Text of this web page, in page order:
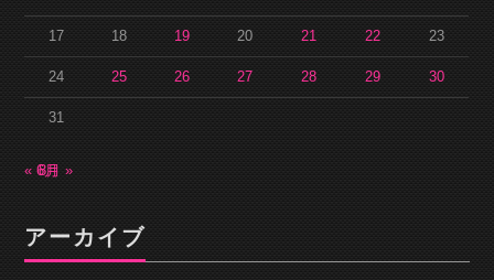
17 18 19 20 21 22 23
24 25 26 27 28 29 30
31
« 6月8月 »
アーカイブ